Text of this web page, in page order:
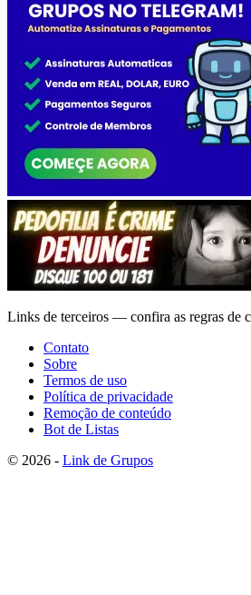
Links de terceiros — confira as regras de
Contato
Sobre
Termos de uso
Política de privacidade
Remoção de conteúdo
Bot de Listas
© 2026 - Link de Grupos